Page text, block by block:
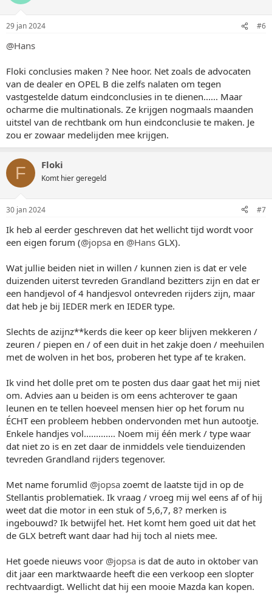
29 jan 2024 #6
@Hans
Floki conclusies maken ? Nee hoor. Net zoals de advocaten
van de dealer en OPEL B die zelfs nalaten om tegen
vastgestelde datum eindconclusies in te dienen...... Maar
ocharme die multinationals. Ze krijgen nogmaals maanden
uitstel van de rechtbank om hun eindconclusie te maken. Je
zou er zowaar medelijden mee krijgen.
F Floki
Komt hier geregeld
30 jan 2024 #7
Ik heb al eerder geschreven dat het wellicht tijd wordt voor
een eigen forum (@jopsa en @Hans GLX).
Wat jullie beiden niet in willen / kunnen zien is dat er vele
duizenden uiterst tevreden Grandland bezitters zijn en dat er
een handjevol of 4 handjesvol ontevreden rijders zijn, maar
dat heb je bij IEDER merk en IEDER type.
Slechts de azijnz**kerds die keer op keer blijven mekkeren /
zeuren / piepen en / of een duit in het zakje doen / meehuilen
met de wolven in het bos, proberen het type af te kraken.
Ik vind het dolle pret om te posten dus daar gaat het mij niet
om. Advies aan u beiden is om eens achterover te gaan
leunen en te tellen hoeveel mensen hier op het forum nu
ÉCHT een probleem hebben ondervonden met hun autootje.
Enkele handjes vol............. Noem mij één merk / type waar
dat niet zo is en zet daar de inmiddels vele tienduizenden
tevreden Grandland rijders tegenover.
Met name forumlid @jopsa zoemt de laatste tijd in op de
Stellantis problematiek. Ik vraag / vroeg mij wel eens af of hij
weet dat die motor in een stuk of 5,6,7, 8? merken is
ingebouwd? Ik betwijfel het. Het komt hem goed uit dat het
de GLX betreft want daar had hij toch al niets mee.
Het goede nieuws voor @jopsa is dat de auto in oktober van
dit jaar een marktwaarde heeft die een verkoop een slopter
rechtvaardigt. Wellicht dat hij een mooie Mazda kan kopen.